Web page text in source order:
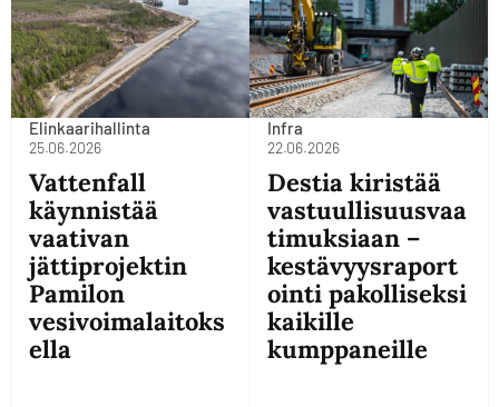
Elinkaarihallinta
25.06.2026
Vattenfall
käynnistää
vaativan
jättiprojektin
Pamilon
vesivoimalaitoks
ella
Infra
22.06.2026
Destia kiristää
vastuullisuusvaa
timuksiaan –
kestävyysraport
ointi pakolliseksi
kaikille
kumppaneille